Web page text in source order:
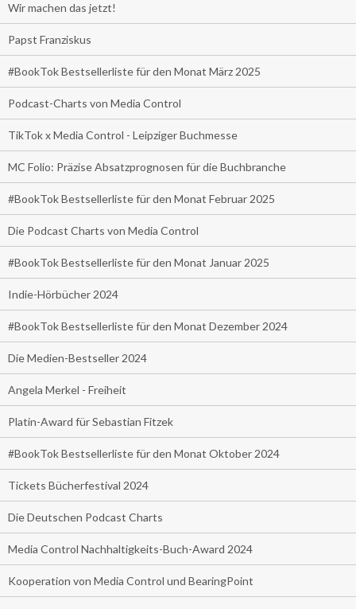
Wir machen das jetzt!
Papst Franziskus
#BookTok Bestsellerliste für den Monat März 2025
Podcast-Charts von Media Control
TikTok x Media Control - Leipziger Buchmesse
MC Folio: Präzise Absatzprognosen für die Buchbranche
#BookTok Bestsellerliste für den Monat Februar 2025
Die Podcast Charts von Media Control
#BookTok Bestsellerliste für den Monat Januar 2025
Indie-Hörbücher 2024
#BookTok Bestsellerliste für den Monat Dezember 2024
Die Medien-Bestseller 2024
Angela Merkel - Freiheit
Platin-Award für Sebastian Fitzek
#BookTok Bestsellerliste für den Monat Oktober 2024
Tickets Bücherfestival 2024
Die Deutschen Podcast Charts
Media Control Nachhaltigkeits-Buch-Award 2024
Kooperation von Media Control und BearingPoint